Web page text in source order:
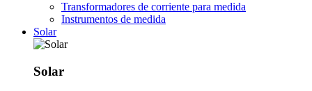
Transformadores de corriente para medida
Instrumentos de medida
Solar
Solar